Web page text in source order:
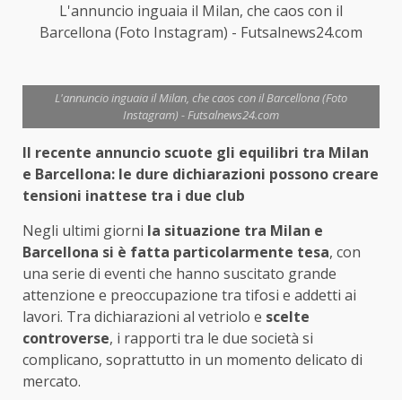
L'annuncio inguaia il Milan, che caos con il
Barcellona (Foto Instagram) - Futsalnews24.com
L'annuncio inguaia il Milan, che caos con il Barcellona (Foto
Instagram) - Futsalnews24.com
Il recente annuncio scuote gli equilibri tra Milan
e Barcellona: le dure dichiarazioni possono creare
tensioni inattese tra i due club
Negli ultimi giorni la situazione tra Milan e
Barcellona si è fatta particolarmente tesa, con
una serie di eventi che hanno suscitato grande
attenzione e preoccupazione tra tifosi e addetti ai
lavori. Tra dichiarazioni al vetriolo e scelte
controverse, i rapporti tra le due società si
complicano, soprattutto in un momento delicato di
mercato.